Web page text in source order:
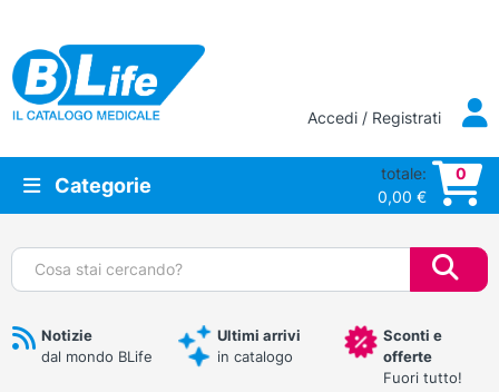
Vai al contenuto principale
Accedi / Registrati
Categorie
totale:
0,00 €
0
Cerca:
Notizie
dal mondo BLife
Ultimi arrivi
in catalogo
Sconti e
offerte
Fuori tutto!